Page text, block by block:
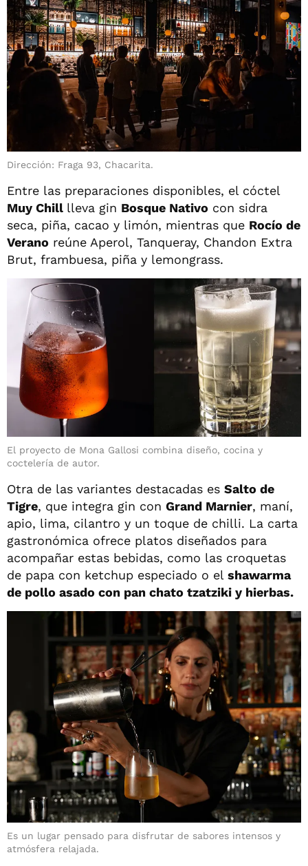
Dirección: Fraga 93, Chacarita.
Entre las preparaciones disponibles, el cóctel
Muy Chill lleva gin Bosque Nativo con sidra
seca, piña, cacao y limón, mientras que Rocío de
Verano reúne Aperol, Tanqueray, Chandon Extra
Brut, frambuesa, piña y lemongrass.
El proyecto de Mona Gallosi combina diseño, cocina y
coctelería de autor.
Otra de las variantes destacadas es Salto de
Tigre, que integra gin con Grand Marnier, maní,
apio, lima, cilantro y un toque de chilli. La carta
gastronómica ofrece platos diseñados para
acompañar estas bebidas, como las croquetas
de papa con ketchup especiado o el shawarma
de pollo asado con pan chato tzatziki y hierbas.
Es un lugar pensado para disfrutar de sabores intensos y
atmósfera relajada.